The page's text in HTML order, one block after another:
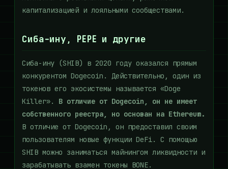
капитализацией и лояльными сообществами.
Сиба-ину, PEPE и другие
Сиба-ину (SHIB) в 2020 году оказался прямым
конкурентом Dogecoin. Действительно, один из
токенов его экосистемы называется «Doge
Killer». В отличие от Dogecoin, он не имеет
собственного реестра, но основан на Ethereum.
В отличие от Dogecoin, он предоставил своим
пользователям новые функции DeFi. С помощью
SHIB можно заниматься майнингом ликвидности и
зарабатывать взамен токены BONE.